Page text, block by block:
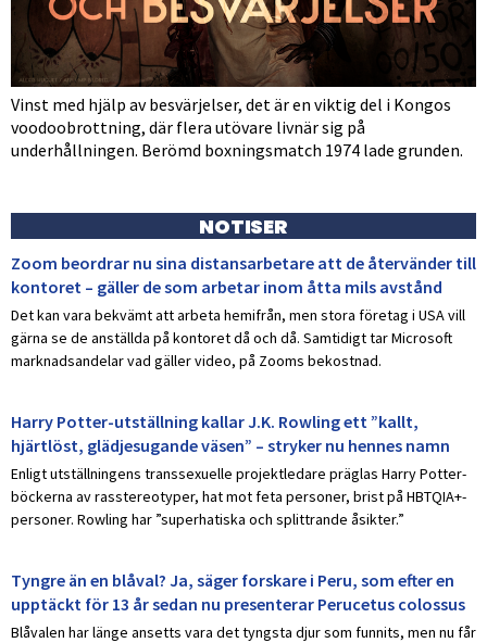
Vinst med hjälp av besvärjelser, det är en viktig del i Kongos
voodoobrottning, där flera utövare livnär sig på
underhållningen. Berömd boxningsmatch 1974 lade grunden.
NOTISER
Zoom beordrar nu sina distansarbetare att de återvänder till
kontoret – gäller de som arbetar inom åtta mils avstånd
Det kan vara bekvämt att arbeta hemifrån, men stora företag i USA vill
gärna se de anställda på kontoret då och då. Samtidigt tar Microsoft
marknadsandelar vad gäller video, på Zooms bekostnad.
Harry Potter-utställning kallar J.K. Rowling ett ”kallt,
hjärtlöst, glädjesugande väsen” – stryker nu hennes namn
Enligt utställningens transsexuelle projektledare präglas Harry Potter-
böckerna av rasstereotyper, hat mot feta personer, brist på HBTQIA+-
personer. Rowling har ”superhatiska och splittrande åsikter.”
Tyngre än en blåval? Ja, säger forskare i Peru, som efter en
upptäckt för 13 år sedan nu presenterar Perucetus colossus
Blåvalen har länge ansetts vara det tyngsta djur som funnits, men nu får